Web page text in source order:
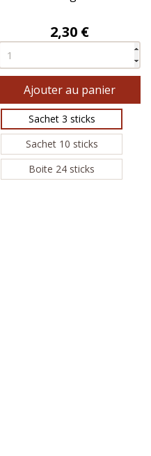
Prix
2,30 €
Ajouter au panier
Sachet 3 sticks
Sachet 10 sticks
Boite 24 sticks